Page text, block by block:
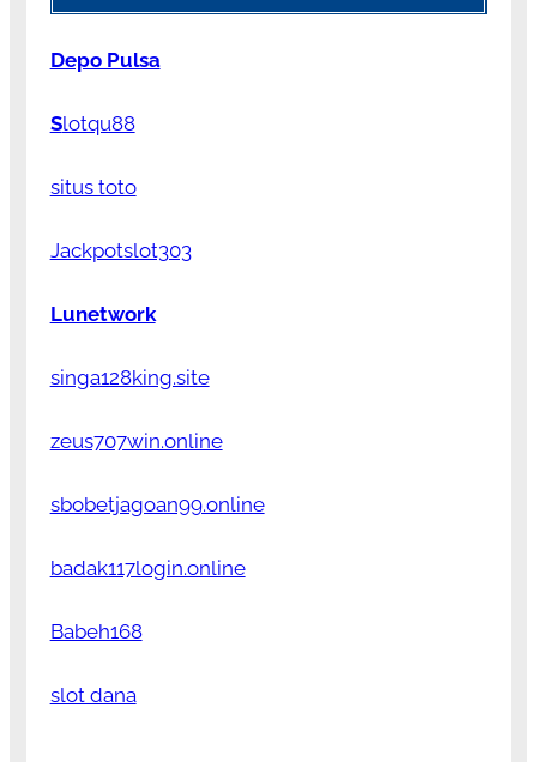
Depo Pulsa
Slotqu88
situs toto
Jackpotslot303
Lunetwork
singa128king.site
zeus707win.online
sbobetjagoan99.online
badak117login.online
Babeh168
slot dana